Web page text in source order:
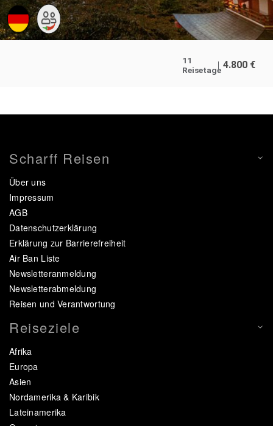
11
Reisetage 4.800 €
Scharff Reisen
Über uns
Impressum
AGB
Datenschutzerklärung
Erklärung zur Barrierefreiheit
Air Ban Liste
Newsletteranmeldung
Newsletterabmeldung
Reisen und Verantwortung
Reiseziele
Afrika
Europa
Asien
Nordamerika & Karibik
Lateinamerika